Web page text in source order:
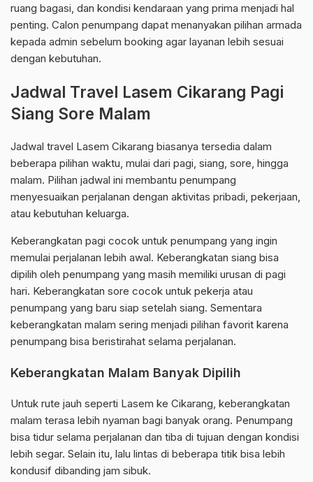
ruang bagasi, dan kondisi kendaraan yang prima menjadi hal
penting. Calon penumpang dapat menanyakan pilihan armada
kepada admin sebelum booking agar layanan lebih sesuai
dengan kebutuhan.
Jadwal Travel Lasem Cikarang Pagi
Siang Sore Malam
Jadwal travel Lasem Cikarang biasanya tersedia dalam
beberapa pilihan waktu, mulai dari pagi, siang, sore, hingga
malam. Pilihan jadwal ini membantu penumpang
menyesuaikan perjalanan dengan aktivitas pribadi, pekerjaan,
atau kebutuhan keluarga.
Keberangkatan pagi cocok untuk penumpang yang ingin
memulai perjalanan lebih awal. Keberangkatan siang bisa
dipilih oleh penumpang yang masih memiliki urusan di pagi
hari. Keberangkatan sore cocok untuk pekerja atau
penumpang yang baru siap setelah siang. Sementara
keberangkatan malam sering menjadi pilihan favorit karena
penumpang bisa beristirahat selama perjalanan.
Keberangkatan Malam Banyak Dipilih
Untuk rute jauh seperti Lasem ke Cikarang, keberangkatan
malam terasa lebih nyaman bagi banyak orang. Penumpang
bisa tidur selama perjalanan dan tiba di tujuan dengan kondisi
lebih segar. Selain itu, lalu lintas di beberapa titik bisa lebih
kondusif dibanding jam sibuk.